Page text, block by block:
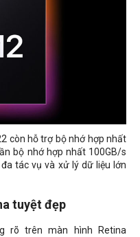
còn hỗ trợ bộ nhớ hợp nhất
bộ nhớ hợp nhất 100GB/s
tác vụ và xử lý dữ liệu lớn
tuyệt đẹp
rõ trên màn hình Retina